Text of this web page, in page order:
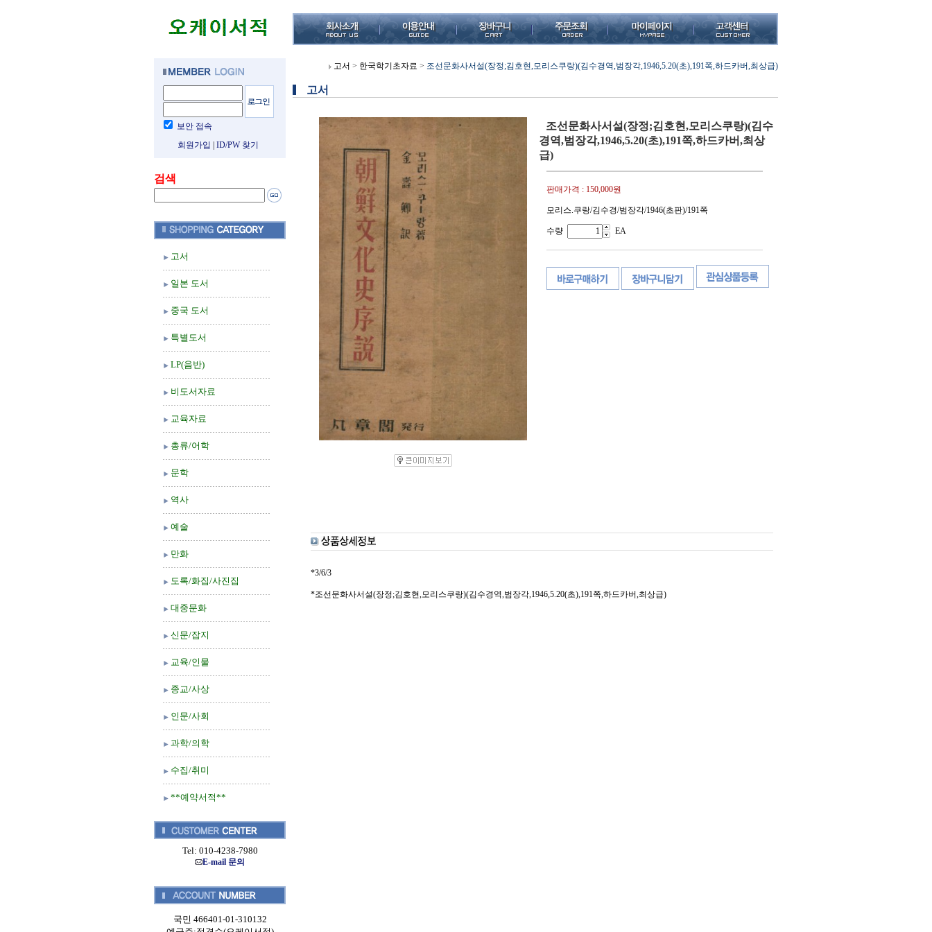
보안 접속
회원가입
ID/PW 찾기
검색
고서
일본 도서
중국 도서
특별도서
LP(음반)
비도서자료
교육자료
총류/어학
문학
역사
예술
만화
도록/화집/사진집
대중문화
신문/잡지
교육/인물
종교/사상
인문/사회
과학/의학
수집/취미
**예약서적**
Tel: 010-4238-7980
E-mail 문의
국민 466401-01-310132
고서 > 한국학기초자료 > 조선문화사서설(장정;김호현,모리스쿠랑)(김수경역,범장각,1946,5.20(초),191쪽,하드카버,최상급)
고서
조선문화사서설(장정;김호현,모리스쿠랑)(김수
경역,범장각,1946,5.20(초),191쪽,하드카버,최상
급)
판매가격 : 150,000원
모리스.쿠랑/김수경/범장각/1946(초판)/191쪽
수량 EA
*3/6/3
*조선문화사서설(장정;김호현,모리스쿠랑)(김수경역,범장각,1946,5.20(초),191쪽,하드카버,최상급)